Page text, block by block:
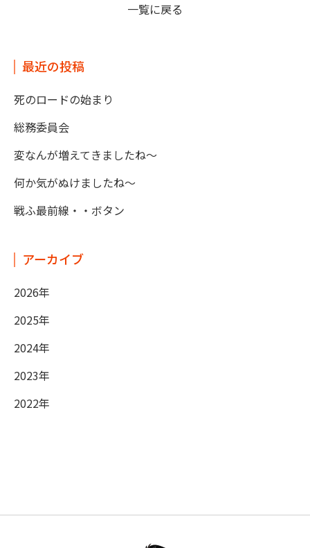
一覧に戻る
最近の投稿
死のロードの始まり
総務委員会
変なんが増えてきましたね～
何か気がぬけましたね～
戦ふ最前線・・ボタン
アーカイブ
2026年
2025年
2024年
2023年
2022年